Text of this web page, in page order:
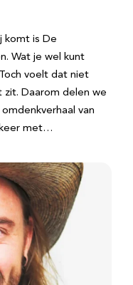
komt is De
Wat je wel kunt
voelt dat niet
zit. Daarom delen we
van
keer met…